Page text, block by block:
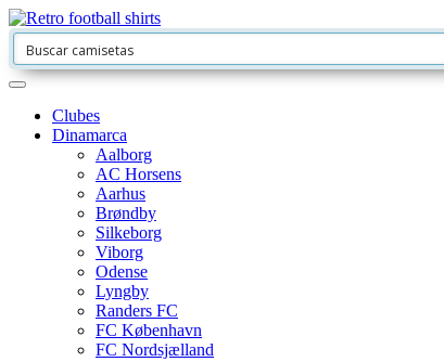
Clubes
Dinamarca
Aalborg
AC Horsens
Aarhus
Brøndby
Silkeborg
Viborg
Odense
Lyngby
Randers FC
FC København
FC Nordsjælland